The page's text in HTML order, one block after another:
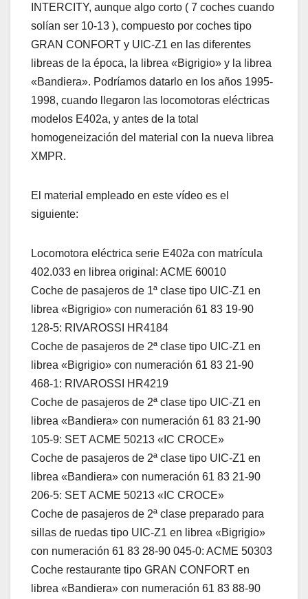
INTERCITY, aunque algo corto ( 7 coches cuando
solían ser 10-13 ), compuesto por coches tipo
GRAN CONFORT y UIC-Z1 en las diferentes
libreas de la época, la librea «Bigrigio» y la librea
«Bandiera». Podríamos datarlo en los años 1995-
1998, cuando llegaron las locomotoras eléctricas
modelos E402a, y antes de la total
homogeneización del material con la nueva librea
XMPR.
El material empleado en este vídeo es el
siguiente:
Locomotora eléctrica serie E402a con matrícula
402.033 en librea original: ACME 60010
Coche de pasajeros de 1ª clase tipo UIC-Z1 en
librea «Bigrigio» con numeración 61 83 19-90
128-5: RIVAROSSI HR4184
Coche de pasajeros de 2ª clase tipo UIC-Z1 en
librea «Bigrigio» con numeración 61 83 21-90
468-1: RIVAROSSI HR4219
Coche de pasajeros de 2ª clase tipo UIC-Z1 en
librea «Bandiera» con numeración 61 83 21-90
105-9: SET ACME 50213 «IC CROCE»
Coche de pasajeros de 2ª clase tipo UIC-Z1 en
librea «Bandiera» con numeración 61 83 21-90
206-5: SET ACME 50213 «IC CROCE»
Coche de pasajeros de 2ª clase preparado para
sillas de ruedas tipo UIC-Z1 en librea «Bigrigio»
con numeración 61 83 28-90 045-0: ACME 50303
Coche restaurante tipo GRAN CONFORT en
librea «Bandiera» con numeración 61 83 88-90